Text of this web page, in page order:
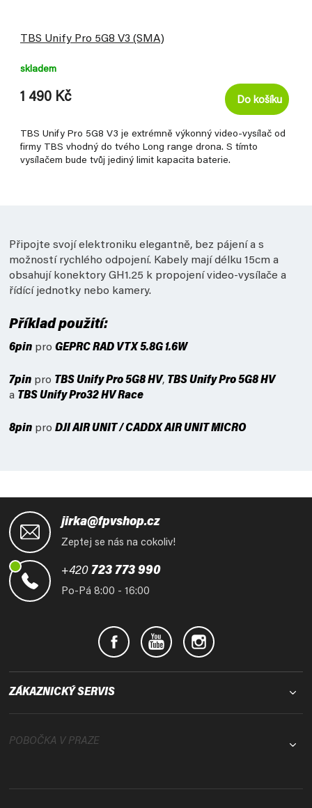
TBS Unify Pro 5G8 V3 (SMA)
skladem
1 490 Kč Do košíku
TBS Unify Pro 5G8 V3 je extrémně výkonný video-vysílač od
firmy TBS vhodný do tvého Long range drona. S tímto
vysílačem bude tvůj jediný limit kapacita baterie.
Připojte svojí elektroniku elegantně, bez pájení a s
možností rychlého odpojení. Kabely mají délku 15cm a
obsahují konektory GH1.25 k propojení video-vysílače a
řídící jednotky nebo kamery.
Příklad použití:
6pin pro GEPRC RAD VTX 5.8G 1.6W
7pin pro TBS Unify Pro 5G8 HV, TBS Unify Pro 5G8 HV
a TBS Unify Pro32 HV Race
8pin pro DJI AIR UNIT /CADDX AIR UNIT MICRO
jirka@fpvshop.cz
Zeptej se nás na cokoliv!
+420 723 773 990
Po-Pá 8:00 - 16:00
ZÁKAZNICKÝ SERVIS
POBOČKA V PRAZE